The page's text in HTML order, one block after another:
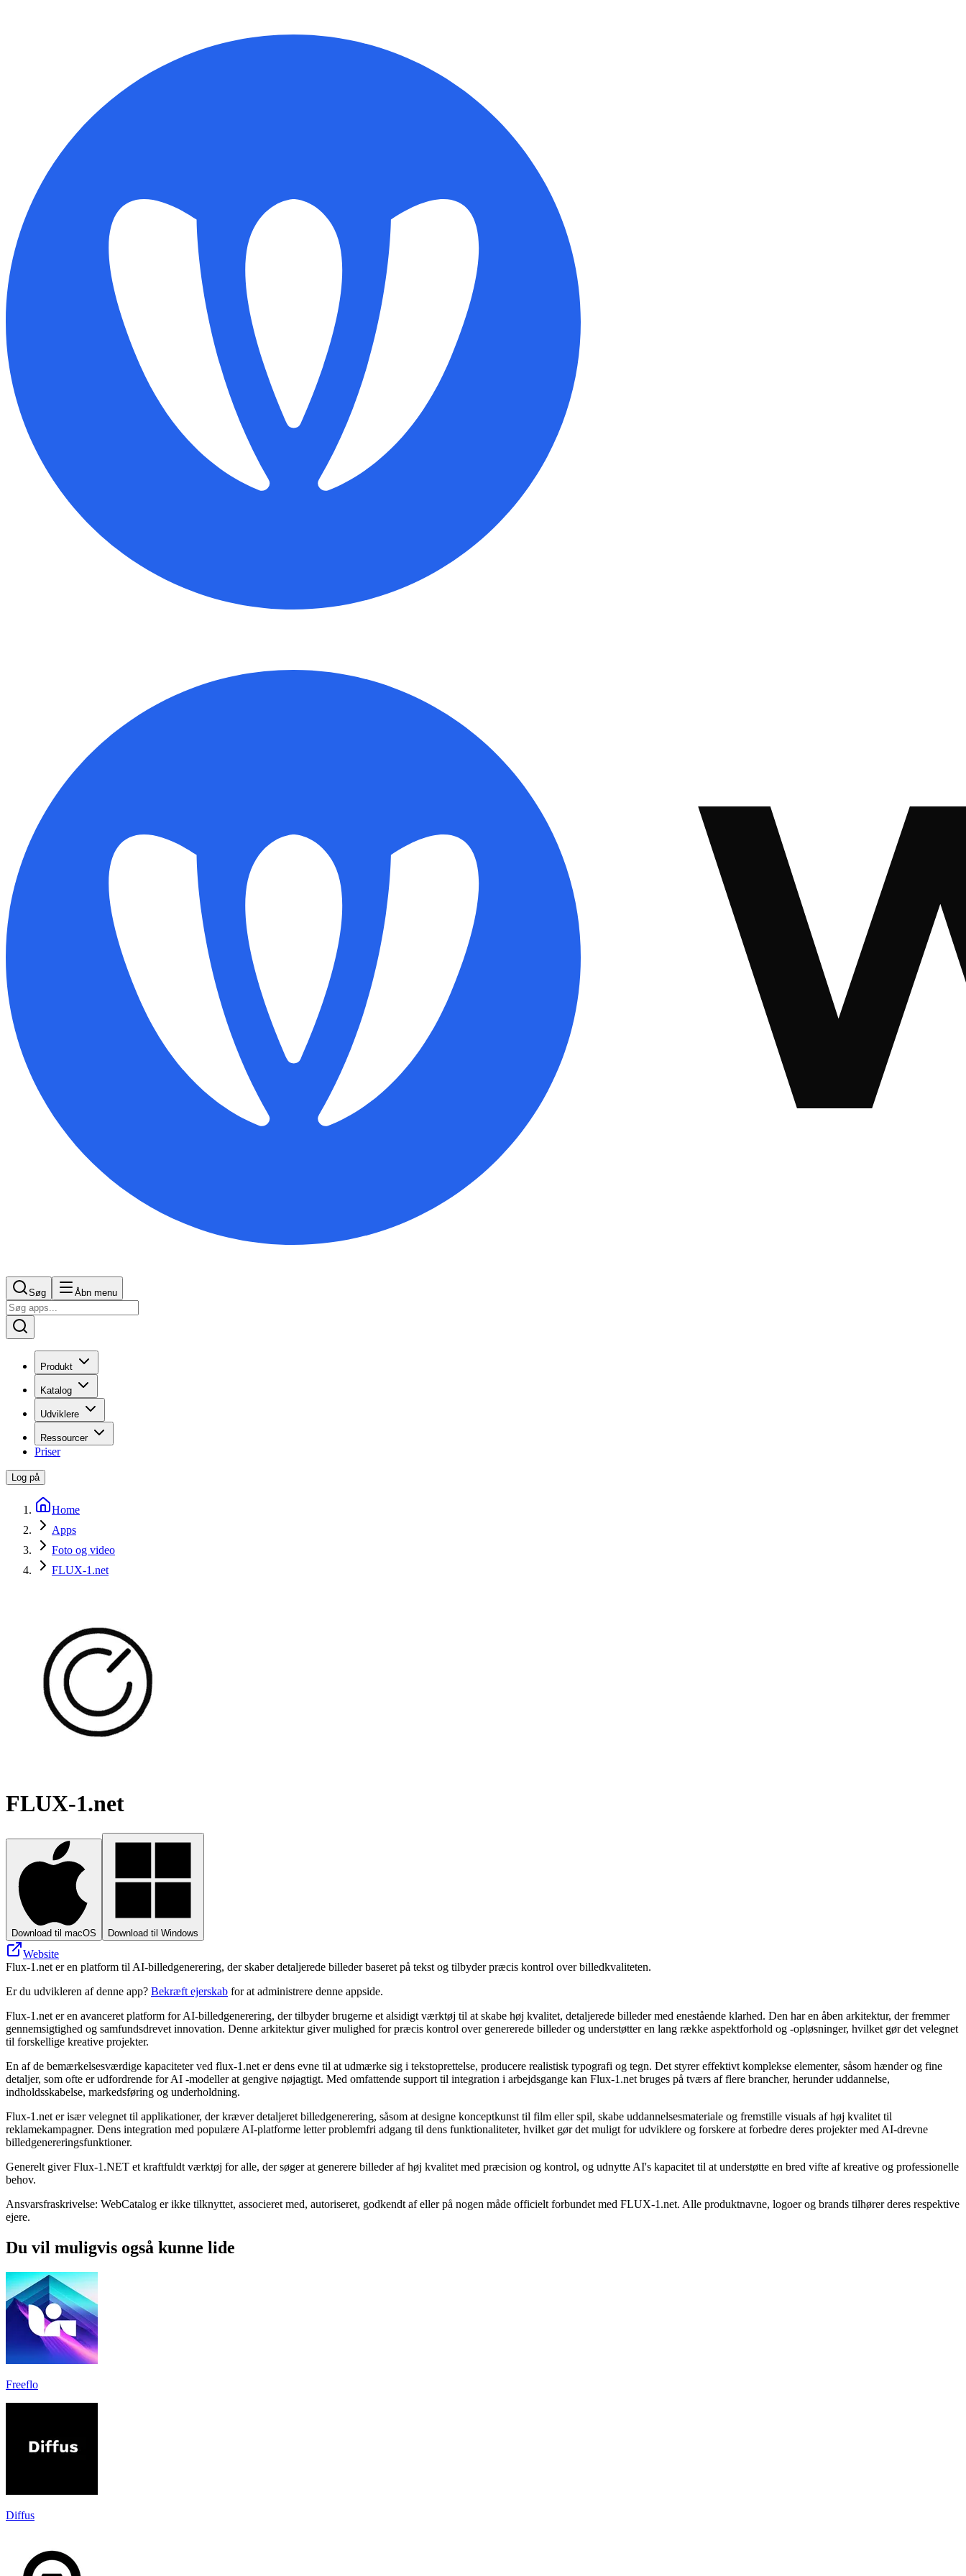
Søg Åbn menu
Produkt
Katalog
Udviklere
Ressourcer
Priser
Log på
Home
Apps
Foto og video
FLUX-1.net
FLUX-1.net
Download til macOS Download til Windows
Website
Flux-1.net er en platform til AI-billedgenerering, der skaber detaljerede billeder baseret på tekst og tilbyder præcis kontrol over billedkvaliteten.
Er du udvikleren af denne app? Bekræft ejerskab for at administrere denne appside.
Flux-1.net er en avanceret platform for AI-billedgenerering, der tilbyder brugerne et alsidigt værktøj til at skabe høj kvalitet, detaljerede billeder med enestående klarhed. Den har en åben arkitektur, der fremmer
gennemsigtighed og samfundsdrevet innovation. Denne arkitektur giver mulighed for præcis kontrol over genererede billeder og understøtter en lang række aspektforhold og -opløsninger, hvilket gør det velegnet
til forskellige kreative projekter.
En af de bemærkelsesværdige kapaciteter ved flux-1.net er dens evne til at udmærke sig i tekstoprettelse, producere realistisk typografi og tegn. Det styrer effektivt komplekse elementer, såsom hænder og fine
detaljer, som ofte er udfordrende for AI -modeller at gengive nøjagtigt. Med omfattende support til integration i arbejdsgange kan Flux-1.net bruges på tværs af flere brancher, herunder uddannelse,
indholdsskabelse, markedsføring og underholdning.
Flux-1.net er især velegnet til applikationer, der kræver detaljeret billedgenerering, såsom at designe konceptkunst til film eller spil, skabe uddannelsesmateriale og fremstille visuals af høj kvalitet til
reklamekampagner. Dens integration med populære AI-platforme letter problemfri adgang til dens funktionaliteter, hvilket gør det muligt for udviklere og forskere at forbedre deres projekter med AI-drevne
billedgenereringsfunktioner.
Generelt giver Flux-1.NET et kraftfuldt værktøj for alle, der søger at generere billeder af høj kvalitet med præcision og kontrol, og udnytte AI's kapacitet til at understøtte en bred vifte af kreative og professionelle
behov.
Ansvarsfraskrivelse: WebCatalog er ikke tilknyttet, associeret med, autoriseret, godkendt af eller på nogen måde officielt forbundet med FLUX-1.net. Alle produktnavne, logoer og brands tilhører deres respektive
ejere.
Du vil muligvis også kunne lide
Freeflo
Diffus